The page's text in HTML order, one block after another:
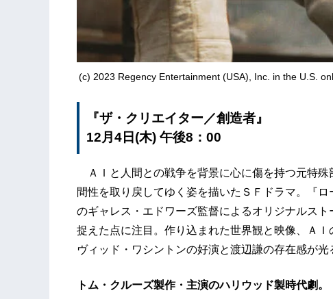
(c) 2023 Regency Entertainment (USA), Inc. in the U.S.
『ザ・クリエイター／創造者』
12月4日(木) 午後8：00
ＡＩと人間との戦争を背景に心に傷を持つ元特殊
間性を取り戻してゆく姿を描いたＳＦドラマ。『
のギャレス・エドワーズ監督によるオリジナルス
捉えた点に注目。作り込まれた世界観と映像、Ａ
ヴィッド・ワシントンの好演と渡辺謙の存在感が光
トム・クルーズ製作・主演のハリウッド製時代劇。